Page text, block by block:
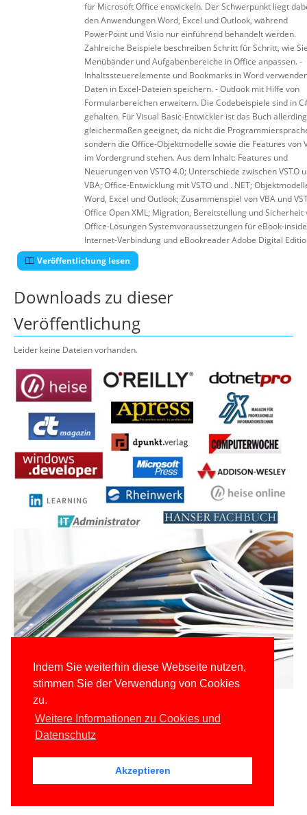
Indem Sie weiterhin diese Webseite nutzen,
stimmen Sie der Verwendung von Cookies
zu.
Weitere Informationen zu Cookies und
Datenschutz
Akzeptieren
für Microsoft Office entwickeln. Der Schwerpunkt liegt
den Anwendungen Word, Excel und Outlook, während
PowerPoint und Visio nur einführend behandelt werden.
Zahlreiche Beispiele beschreiben Schritt für Schritt, wie
Menübänder und Aufgabenbereiche in Office anpassen. -
Inhaltssteuerelemente und Bookmarks in Word
Daten in Excel-Dateien speichern. - Outlook mit Hilfe von
Formularbereichen erweitern. Die Codebeispiele sind in
gehalten. Für Visual Basic-Entwickler ist das Buch
gleichermaßen geeignet, da nicht die
sondern die Office-Objektmodelle sowie die Features von
im Vordergrund stehen. Aus dem Inhalt: Features und
Neuerungen von VSTO 4.0; Unterschiede zwischen VSTO
VBA; Office-Entwicklung mit VSTO und . NET;
Word, Excel und Outlook; Zusammenspiel von VBA und
Office Open XML; Migration, Bereitstellung und Sicherheit
Office-Lösungen Systemvoraussetzungen für eBook-
Internet-Verbindung und eBookreader Adobe Digital
Veröffentlichung lesen
Downloads zu dieser
Veröffentlichung
Leider keine Dateien vorhanden.